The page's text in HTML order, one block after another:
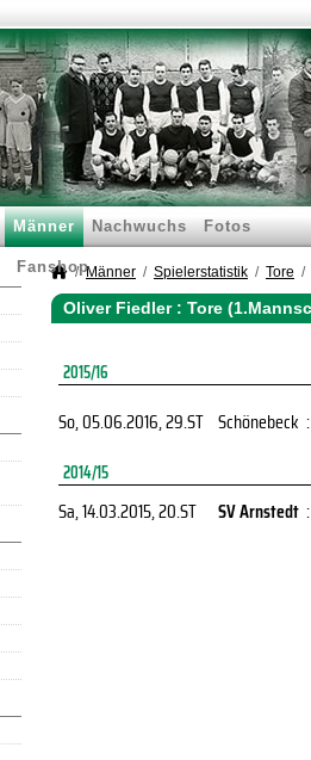
Männer Nachwuchs Fotos
FanshopMänner Spielerstatistik Tore
Oliver Fiedler : Tore
2015/16
So, 05.06.2016, 29.ST Schönebeck :
2014/15
Sa, 14.03.2015, 20.ST SV Arnstedt :